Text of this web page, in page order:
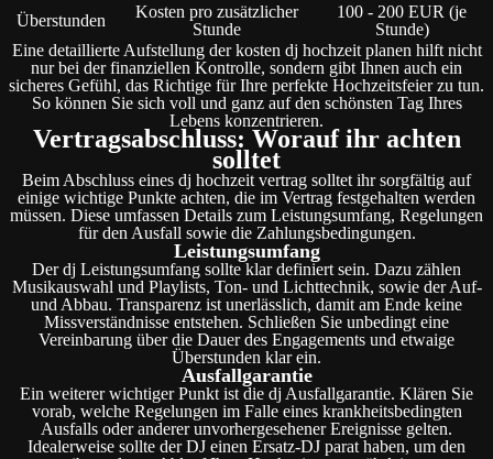
Überstunden
Kosten pro zusätzlicher
Stunde
100 - 200 EUR (je
Stunde)
Eine detaillierte Aufstellung der kosten dj hochzeit planen hilft nicht
nur bei der finanziellen Kontrolle, sondern gibt Ihnen auch ein
sicheres Gefühl, das Richtige für Ihre perfekte Hochzeitsfeier zu tun.
So können Sie sich voll und ganz auf den schönsten Tag Ihres
Lebens konzentrieren.
Vertragsabschluss: Worauf ihr achten
solltet
Beim Abschluss eines dj hochzeit vertrag solltet ihr sorgfältig auf
einige wichtige Punkte achten, die im Vertrag festgehalten werden
müssen. Diese umfassen Details zum Leistungsumfang, Regelungen
für den Ausfall sowie die Zahlungsbedingungen.
Leistungsumfang
Der dj Leistungsumfang sollte klar definiert sein. Dazu zählen
Musikauswahl und Playlists, Ton- und Lichttechnik, sowie der Auf-
und Abbau. Transparenz ist unerlässlich, damit am Ende keine
Missverständnisse entstehen. Schließen Sie unbedingt eine
Vereinbarung über die Dauer des Engagements und etwaige
Überstunden klar ein.
Ausfallgarantie
Ein weiterer wichtiger Punkt ist die dj Ausfallgarantie. Klären Sie
vorab, welche Regelungen im Falle eines krankheitsbedingten
Ausfalls oder anderer unvorhergesehener Ereignisse gelten.
Idealerweise sollte der DJ einen Ersatz-DJ parat haben, um den